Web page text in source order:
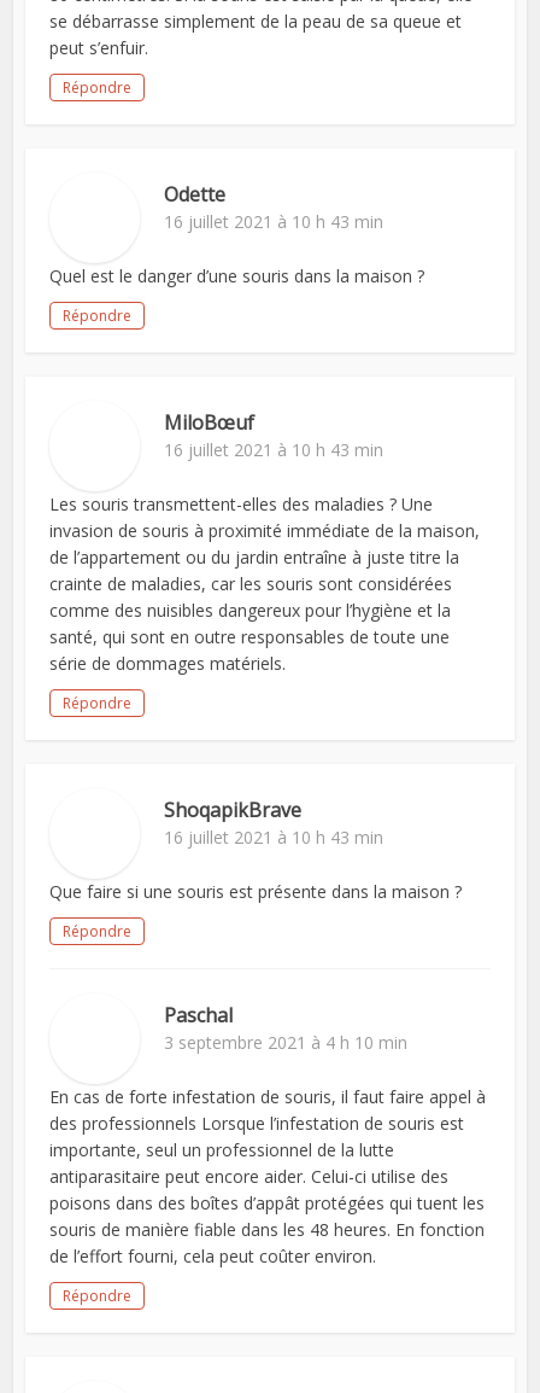
se débarrasse simplement de la peau de sa queue et
peut s’enfuir.
Répondre
Odette
16 juillet 2021 à 10 h 43 min
Quel est le danger d’une souris dans la maison ?
Répondre
MiloBœuf
16 juillet 2021 à 10 h 43 min
Les souris transmettent-elles des maladies ? Une
invasion de souris à proximité immédiate de la maison,
de l’appartement ou du jardin entraîne à juste titre la
crainte de maladies, car les souris sont considérées
comme des nuisibles dangereux pour l’hygiène et la
santé, qui sont en outre responsables de toute une
série de dommages matériels.
Répondre
ShoqapikBrave
16 juillet 2021 à 10 h 43 min
Que faire si une souris est présente dans la maison ?
Répondre
Paschal
3 septembre 2021 à 4 h 10 min
En cas de forte infestation de souris, il faut faire appel à
des professionnels Lorsque l’infestation de souris est
importante, seul un professionnel de la lutte
antiparasitaire peut encore aider. Celui-ci utilise des
poisons dans des boîtes d’appât protégées qui tuent les
souris de manière fiable dans les 48 heures. En fonction
de l’effort fourni, cela peut coûter environ.
Répondre